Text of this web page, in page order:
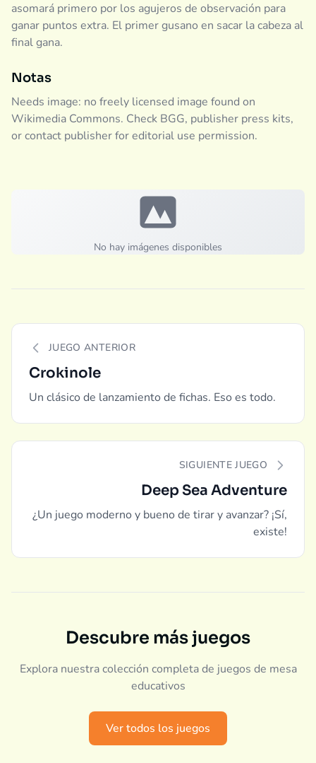
No hay imágenes disponibles
asomará primero por los agujeros de observación para
ganar puntos extra. El primer gusano en sacar la cabeza al
final gana.
Notas
Needs image: no freely licensed image found on
Wikimedia Commons. Check BGG, publisher press kits,
or contact publisher for editorial use permission.
JUEGO ANTERIOR
Crokinole
Un clásico de lanzamiento de fichas. Eso es todo.
SIGUIENTE JUEGO
Deep Sea Adventure
¿Un juego moderno y bueno de tirar y avanzar? ¡Sí,
existe!
Descubre más juegos
Explora nuestra colección completa de juegos de mesa
educativos
Ver todos los juegos